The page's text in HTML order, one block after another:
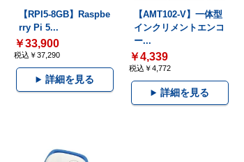
【RPI5-8GB】Raspbe
rry Pi 5...
￥33,900
税込￥37,290
詳細を見る
【AMT102-V】一体型
インクリメントエンコ
ー...
￥4,339
税込￥4,772
詳細を見る